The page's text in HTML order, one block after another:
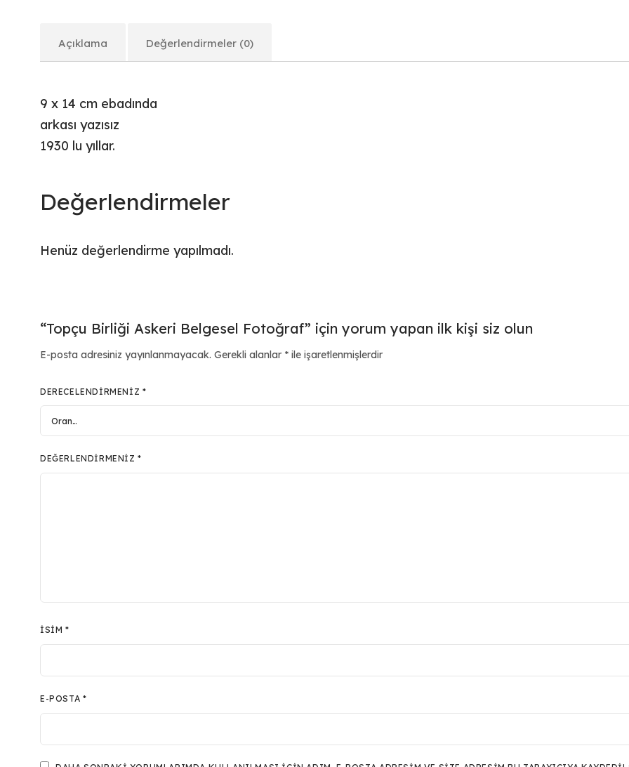
Açıklama Değerlendirmeler (0)
9 x 14 cm ebadında
arkası yazısız
1930 lu yıllar.
Değerlendirmeler
Henüz değerlendirme yapılmadı.
“Topçu Birliği Askeri Belgesel Fotoğraf” için yorum yapan ilk kişi siz olun
E-posta adresiniz yayınlanmayacak. Gerekli alanlar * ile işaretlenmişlerdir
DERECELENDIRMENIZ *
DEĞERLENDIRMENIZ*
İSIM*
E-POSTA *